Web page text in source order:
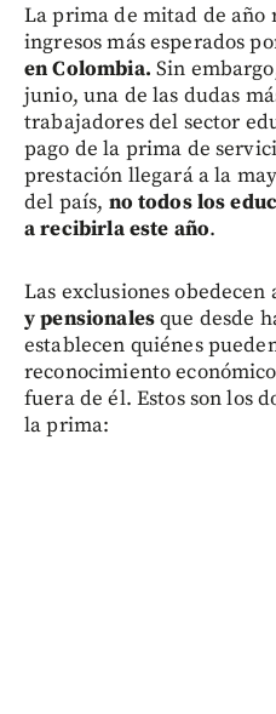
La prima de mitad de año
ingresos más esperados
en Colombia. Sin
junio, una de las dudas
trabajadores del sector
pago de la prima de
prestación llegará a la
del país, no todos los
a recibirla este año.
Las exclusiones obedecen
y pensionalesque desde
establecen quiénes
reconocimiento
fuera de él. Estos son los
la prima: